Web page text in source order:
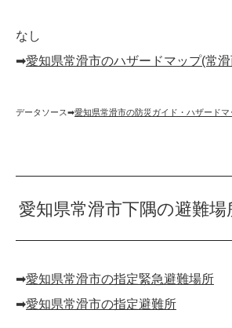
なし
➡︎愛知県常滑市のハザードマップ(常
データソース➡︎愛知県常滑市の防災ガイド・ハザードマ
愛知県常滑市下隅の避難場
➡︎愛知県常滑市の指定緊急避難場所
➡︎愛知県常滑市の指定避難所